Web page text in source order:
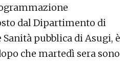
dal Dipartimento di
pubblica di Asugi, è
che martedì sera sono